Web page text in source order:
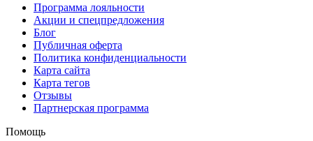
Программа лояльности
Акции и спецпредложения
Блог
Публичная оферта
Политика конфиденциальности
Карта сайта
Карта тегов
Отзывы
Партнерская программа
Помощь